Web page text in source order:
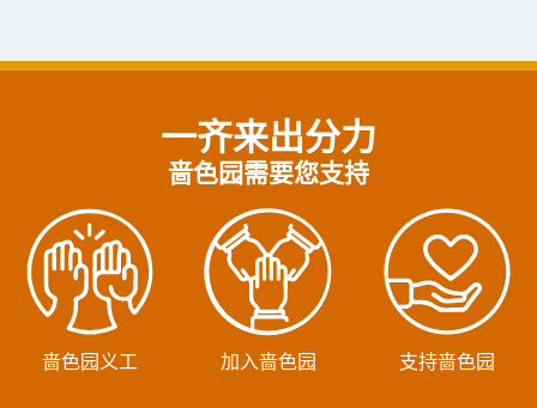
一齐来出分力
啬色园需要您支持
啬色园义工 加入啬色园 支持啬色园